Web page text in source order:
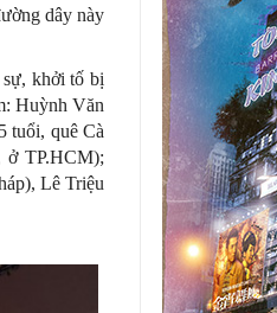
dây này
khởi tố bị
Huỳnh Văn
tuổi, quê Cà
ở TP.HCM);
Lê Triệu